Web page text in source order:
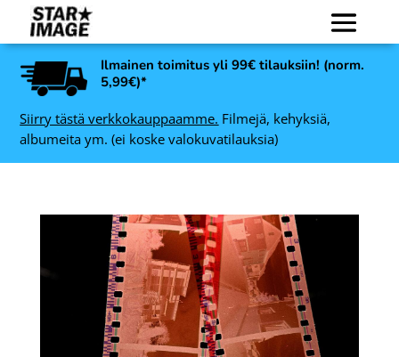
Ilmainen toimitus yli 99€ tilauksiin! (norm.
5,99€)*
Siirry tästä verkkokauppaamme. Filmejä, kehyksiä,
albumeita ym. (ei koske valokuvatilauksia)